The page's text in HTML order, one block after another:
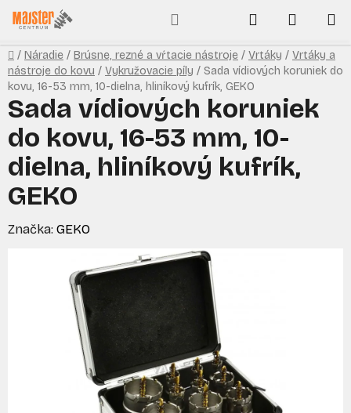
Prejsť
na
obsah
Hľadať
KOŠÍK
Domov
/ Náradie / Brúsne, rezné a vŕtacie nástroje / Vrtáky / Vrtáky a
nástroje do kovu / Vykružovacie píly / Sada vídiových koruniek do
kovu, 16-53 mm, 10-dielna, hliníkový kufrík, GEKO
Sada vídiových koruniek
do kovu, 16-53 mm, 10-
dielna, hliníkový kufrík,
GEKO
Značka: GEKO